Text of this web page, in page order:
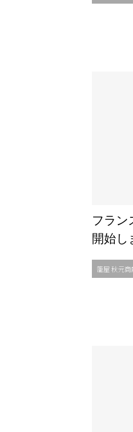
フラン
開始し
籠屋 秋元商